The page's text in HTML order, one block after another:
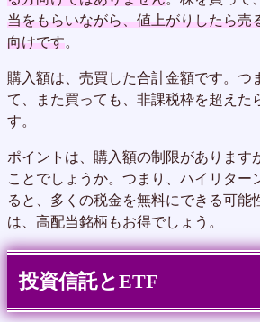
当をもらいながら、値上がりしたら売
向けです。
購入額は、売買した合計金額です。つ
て、また買っても、非課税枠を超えた
す。
ポイントは、購入額の制限があります
ことでしょうか。つまり、ハイリター
ると、多くの税金を無料にできる可能
は、高配当銘柄もお得でしょう。
投資信託とETF